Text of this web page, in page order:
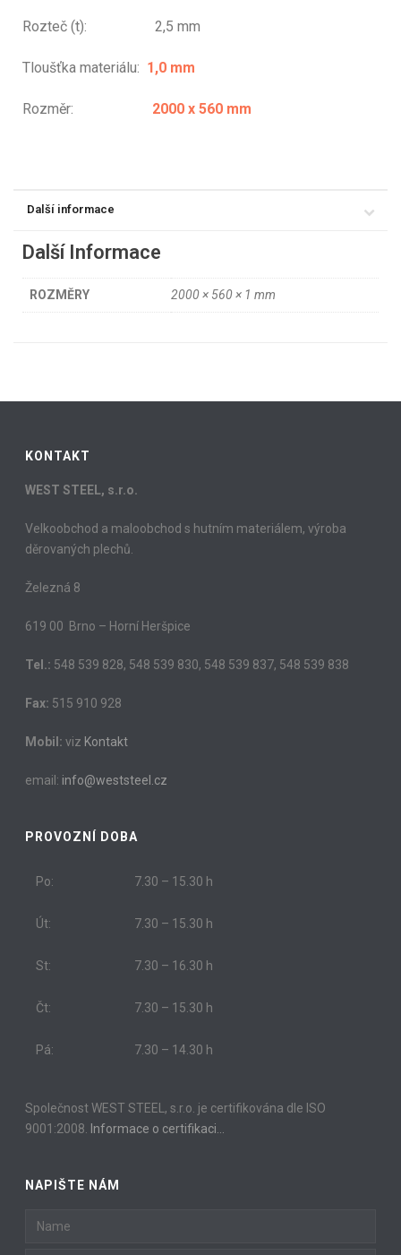
Rozteč (t): 2,5 mm
Tloušťka materiálu: 1,0 mm
Rozměr: 2000 x 560 mm
Další informace
Další Informace
ROZMĚRY 2000 × 560 × 1 mm
KONTAKT
WEST STEEL, s.r.o.
Velkoobchod a maloobchod s hutním materiálem, výroba
děrovaných plechů.
Železná 8
619 00 Brno – Horní Heršpice
Tel.: 548 539 828, 548 539 830, 548 539 837, 548 539 838
Fax: 515 910 928
Mobil: viz Kontakt
email: info@weststeel.cz
PROVOZNÍ DOBA
Po: 7.30 – 15.30 h
Út: 7.30 – 15.30 h
St: 7.30 – 16.30 h
Čt: 7.30 – 15.30 h
Pá: 7.30 – 14.30 h
Společnost WEST STEEL, s.r.o. je certifikována dle ISO
9001:2008. Informace o certifikaci…
NAPIŠTE NÁM